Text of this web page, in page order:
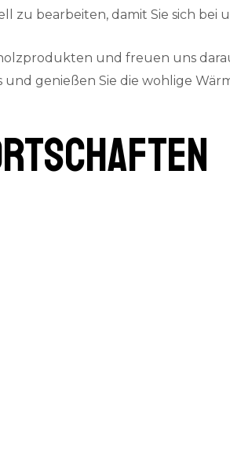
zu bearbeiten, damit Sie sich
und freuen uns
genießen Sie die wohlige